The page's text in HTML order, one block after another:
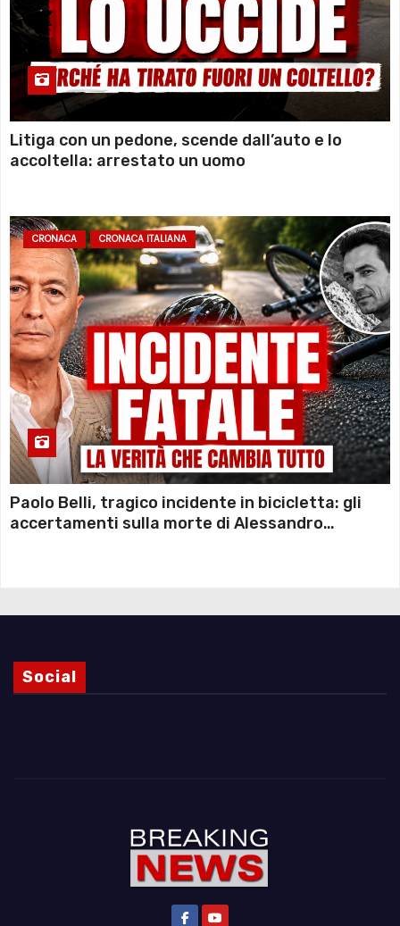
Litiga con un pedone, scende dall’auto e lo
accoltella: arrestato un uomo
CRONACA CRONACA ITALIANA
Paolo Belli, tragico incidente in bicicletta: gli
accertamenti sulla morte di Alessandro
Social